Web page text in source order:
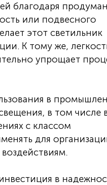
благодаря
или подвесного
этот светильник
К тому же,
упрощает
в
в том числе
с классом
для
в